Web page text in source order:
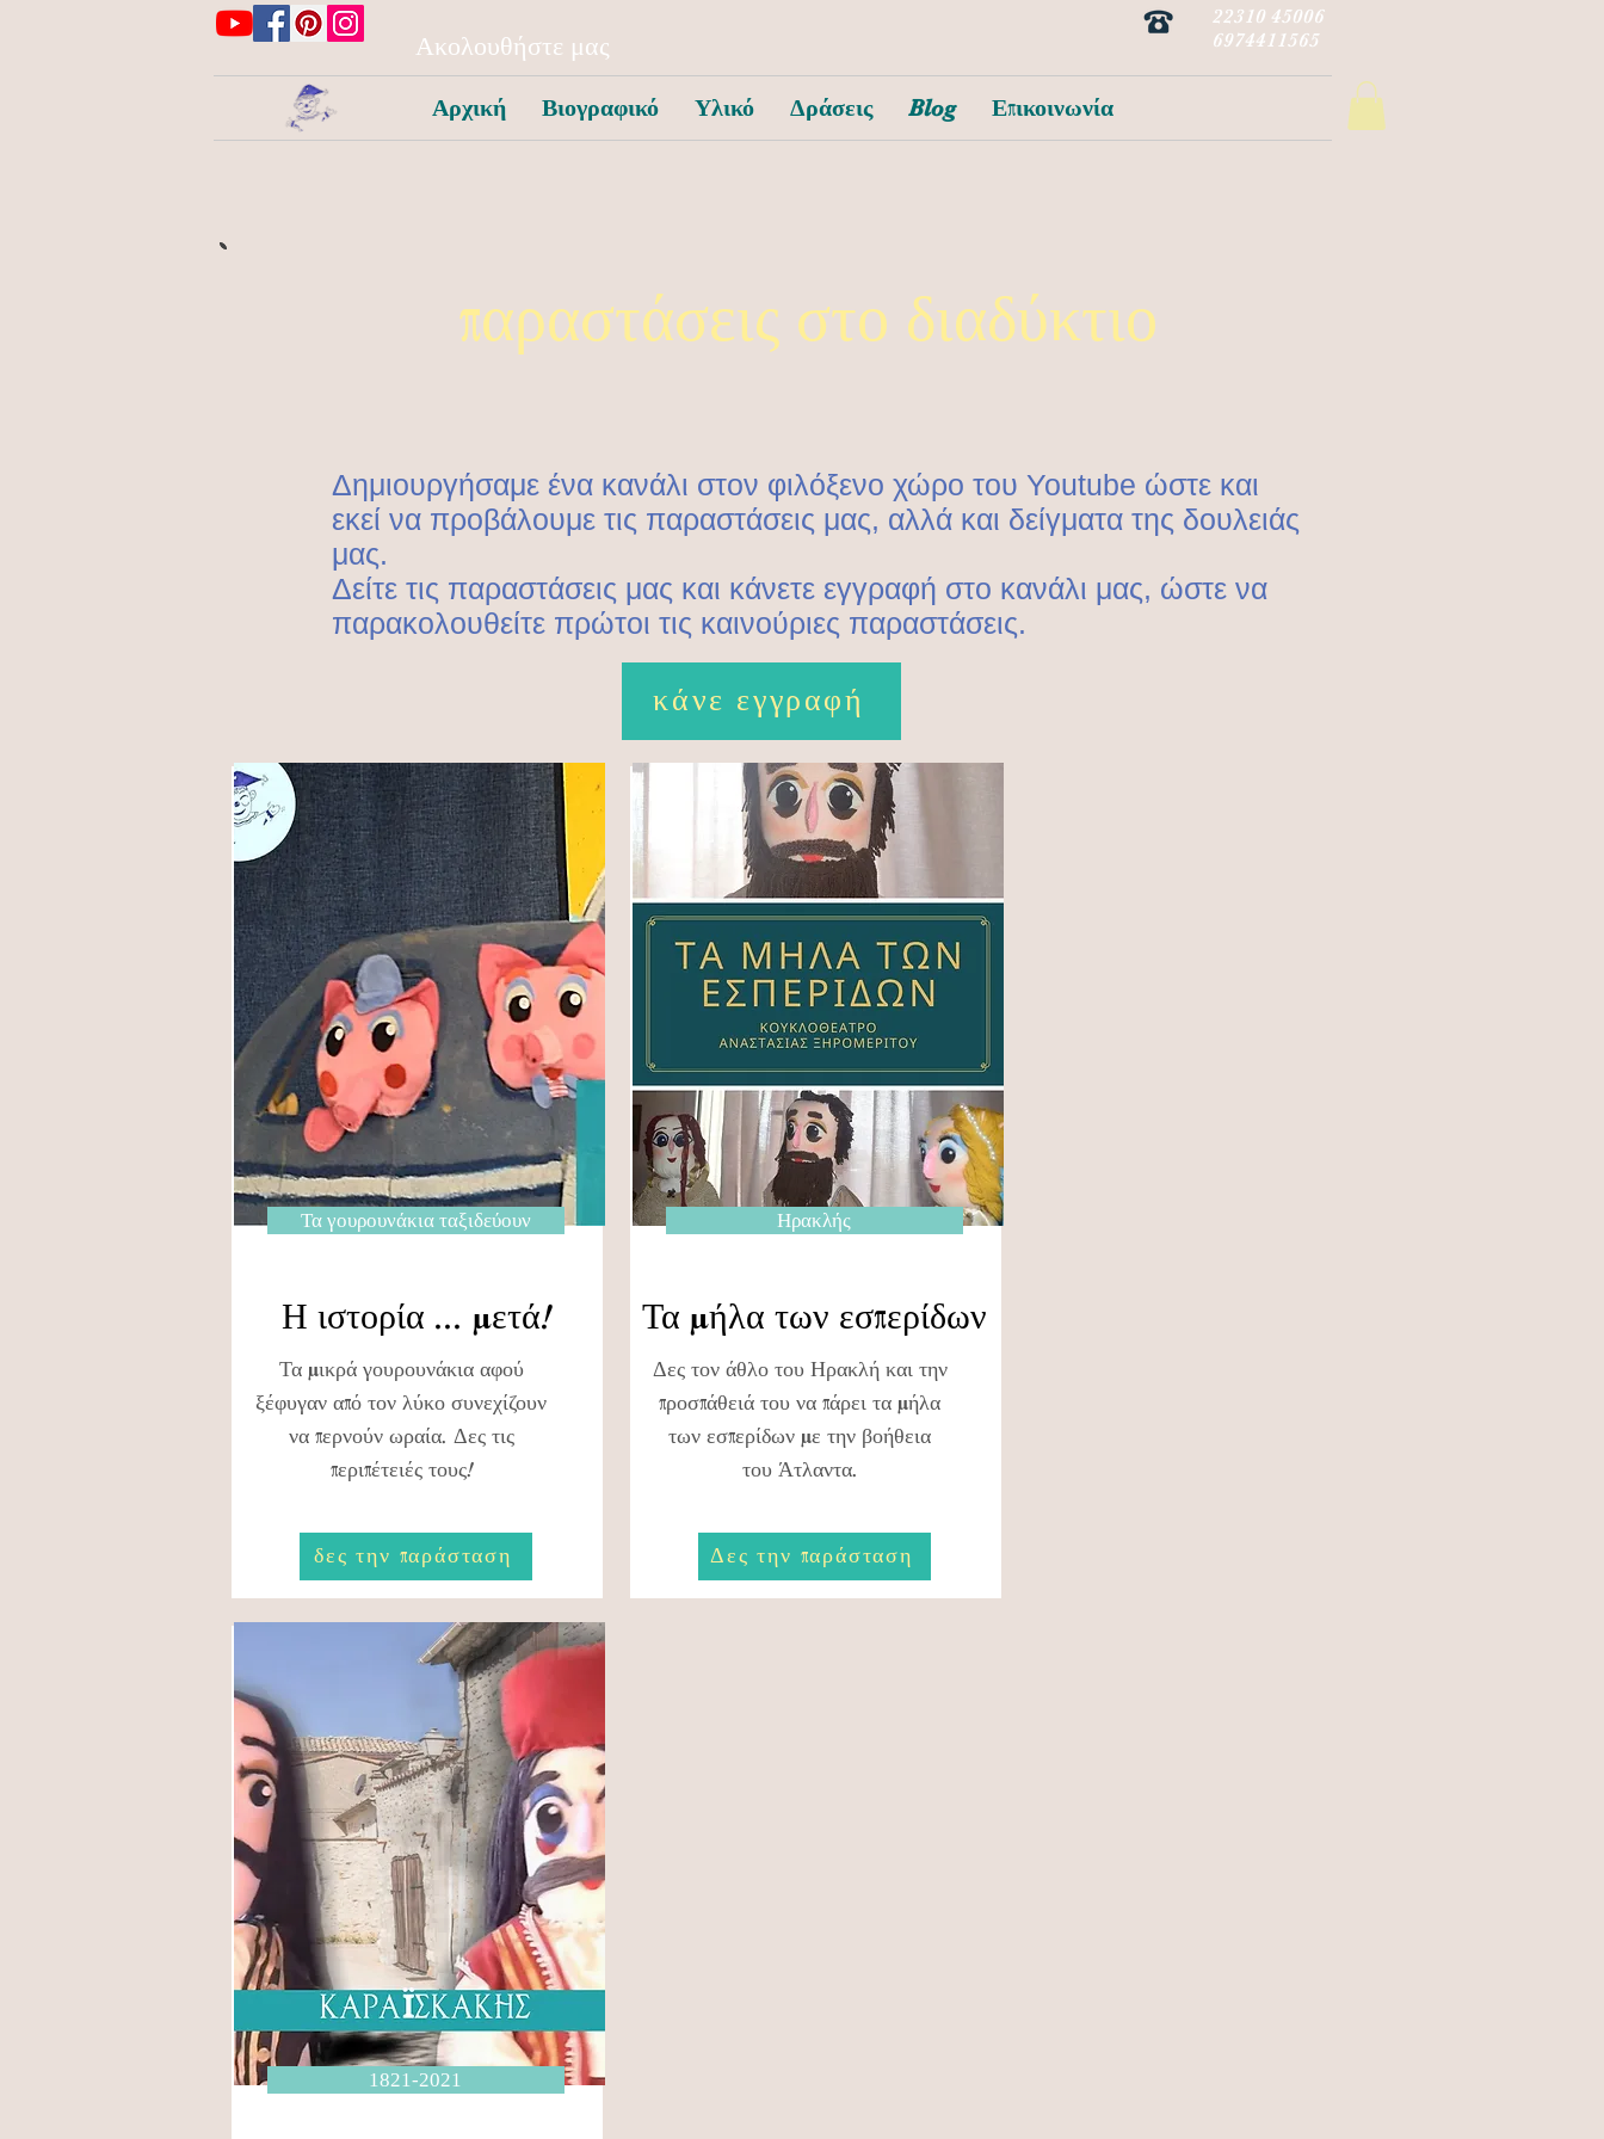
Ακολουθήστε μας
22310 45006
6974411565
Αρχική Βιογραφικό Υλικό Δράσεις Blog Επικοινωνία
παραστάσεις στο διαδύκτιο
Δημιουργήσαμε ένα κανάλι στον φιλόξενο χώρο του Youtube ώστε και
εκεί να προβάλουμε τις παραστάσεις μας, αλλά και δείγματα της δουλειάς
μας.
Δείτε τις παραστάσεις μας και κάνετε εγγραφή στο κανάλι μας, ώστε να
παρακολουθείτε πρώτοι τις καινούριες παραστάσεις.
κάνε εγγραφή
Τα γουρουνάκια ταξιδεύουν
Η ιστορία ... μετά!
Τα μικρά γουρουνάκια αφού
ξέφυγαν από τον λύκο συνεχίζουν
να περνούν ωραία. Δες τις
περιπέτειές τους!
δες την παράσταση
Ηρακλής
Τα μήλα των εσπερίδων
Δες τον άθλο του Ηρακλή και την
προσπάθειά του να πάρει τα μήλα
των εσπερίδων με την βοήθεια
του Άτλαντα.
Δες την παράσταση
1821-2021